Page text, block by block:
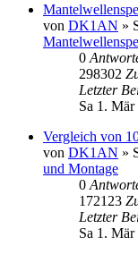
von DK1AN »
0
298302
Letzter
Sa 1.
Vergleich von
von DK1AN »
und Montage
0
172123
Letzter
Sa 1.